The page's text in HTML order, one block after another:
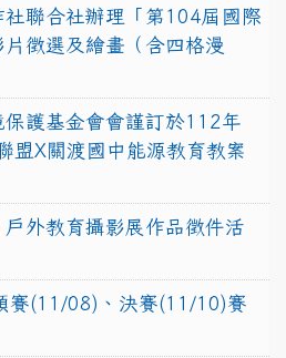
聯合社辦理「第104屆國際
徵選及繪畫（含四格漫
護基金會會謹訂於112年
盟X關渡國中能源教育教案
戶外教育攝影展作品徵件活
賽(11/08)、決賽(11/10)賽